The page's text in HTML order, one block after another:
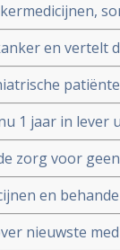
tussen
en vertelt
30
1 jaar in lever
heeft alles
zorg voor
ook hij
en
nieuwste